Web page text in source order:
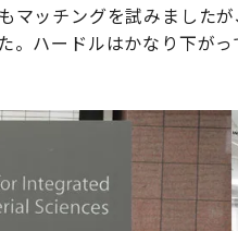
マッチングを試みました
。ハードルはかなり下が